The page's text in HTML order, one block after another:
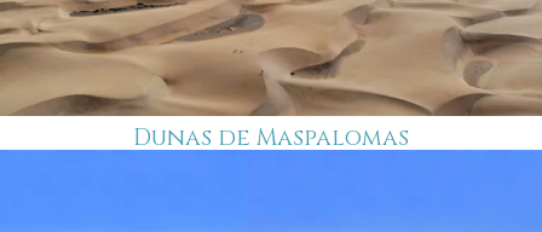
Dunas de Maspalomas